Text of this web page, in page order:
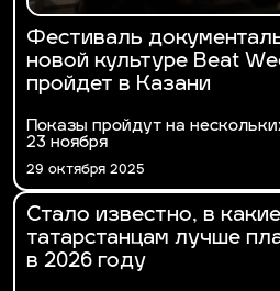
Фестиваль
новой культуре Beat
пройдет в Казани
Показы пройдут на
23 ноября
29 октября 2025
Стало известно, в
татарстанцам лучше
в 2026 году